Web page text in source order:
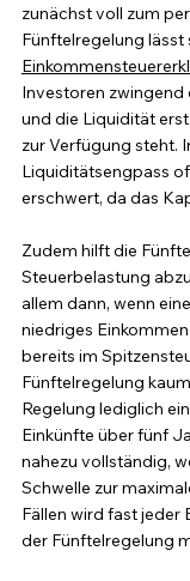
zunächst voll zum
Fünftelregelung
Investoren zwingend
und die Liquidität
zur Verfügung steht.
Liquiditätsengpass
erschwert, da das
Zudem hilft die
Steuerbelastung
allem dann, wenn
niedriges
bereits im
Fünftelregelung
Regelung lediglich
Einkünfte über fünf
nahezu vollständig,
Schwelle zur
Fällen wird fast jeder
der Fünftelregelung